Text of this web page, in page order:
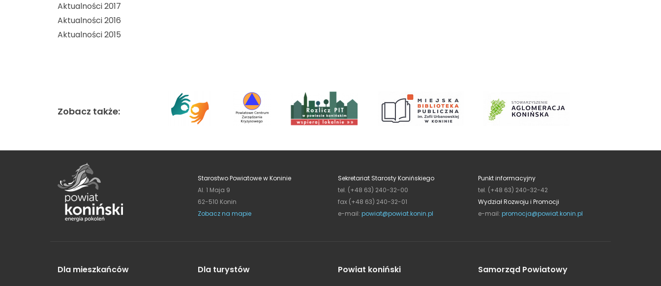
Aktualności 2017
Aktualności 2016
Aktualności 2015
Zobacz także:
Starostwo Powiatowe w Koninie
Al. 1 Maja 9
62-510 Konin
Zobacz na mapie
Sekretariat Starosty Konińskiego
tel. (+48 63) 240-32-00
fax (+48 63) 240-32-01
e-mail: powiat@powiat.konin.pl
Punkt informacyjny
tel. (+48 63) 240-32-42
Wydział Rozwoju i Promocji
e-mail: promocja@powiat.konin.pl
Dla mieszkańców Dla turystów Powiat koniński Samorząd Powiatowy